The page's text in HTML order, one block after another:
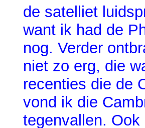
de satelliet
want ik had de
nog. Verder
niet zo erg, die
recenties die de
vond ik die
tegenvallen.